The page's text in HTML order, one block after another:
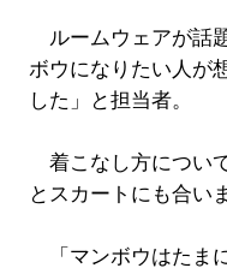
ルームウェアが話
ボウになりたい人が
した」と担当者。
着こなし方につい
とスカートにも合い
「マンボウはたま